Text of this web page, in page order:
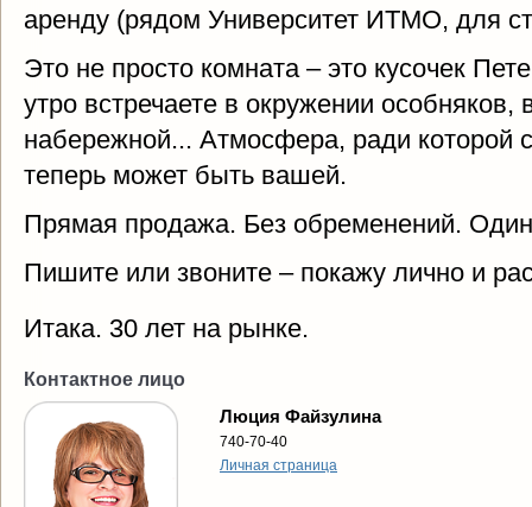
аренду (рядом Университет ИТМО, для
Это не просто комната – это кусочек
утро встречаете в окружении особняков,
набережной... Атмосфера, ради которой
теперь может быть вашей.
Прямая продажа. Без обременений.
Пишите или звоните – покажу лично и
Итака. 30 лет на рынке.
Контактное лицо
Люция Файзулина
740-70-40
Личная страница